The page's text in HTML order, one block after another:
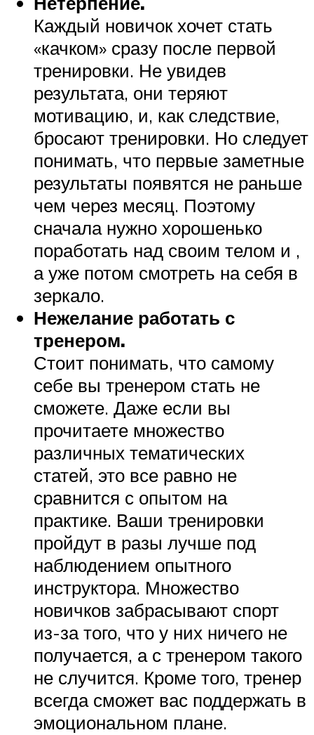
Каждый новичок хочет стать
«качком» сразу после первой
тренировки. Не увидев
результата, они теряют
мотивацию, и, как следствие,
бросают тренировки. Но следует
понимать, что первые заметные
результаты появятся не раньше
чем через месяц. Поэтому
сначала нужно хорошенько
поработать над своим телом и ,
а уже потом смотреть на себя в
зеркало.
Нежелание работать с
тренером.
Стоит понимать, что самому
себе вы тренером стать не
сможете. Даже если вы
прочитаете множество
различных тематических
статей, это все равно не
сравнится с опытом на
практике. Ваши тренировки
пройдут в разы лучше под
наблюдением опытного
инструктора. Множество
новичков забрасывают спорт
из-за того, что у них ничего не
получается, а с тренером такого
не случится. Кроме того, тренер
всегда сможет вас поддержать в
эмоциональном плане.